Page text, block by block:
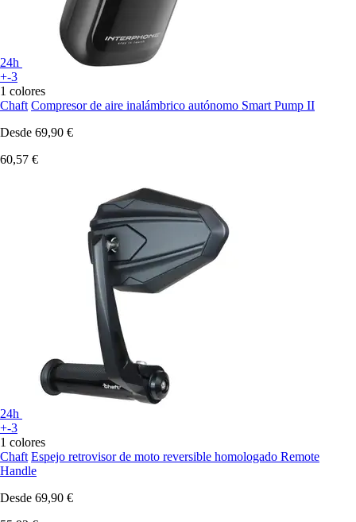
24h
+-3
1 colores
Chaft Compresor de aire inalámbrico autónomo Smart Pump II
Desde 69,90 €
60,57 €
24h
+-3
1 colores
Chaft Espejo retrovisor de moto reversible homologado Remote
Handle
Desde 69,90 €